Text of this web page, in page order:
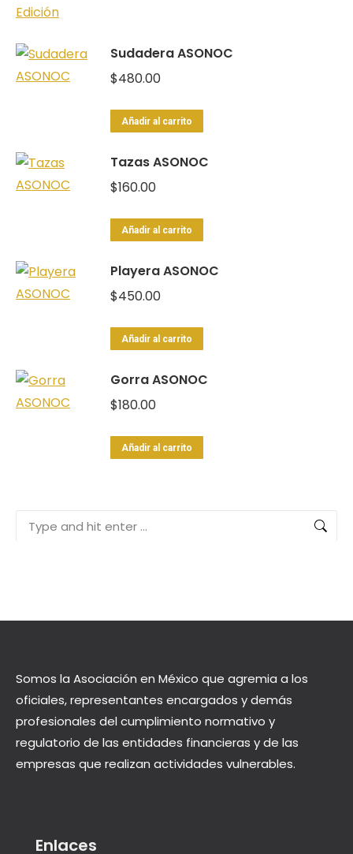
Sudadera ASONOC
$480.00
Añadir al carrito
Tazas ASONOC
$160.00
Añadir al carrito
Playera ASONOC
$450.00
Añadir al carrito
Gorra ASONOC
$180.00
Añadir al carrito
Search:
Somos la Asociación en México que agremia a los
oficiales, representantes encargados y demás
profesionales del cumplimiento normativo y
regulatorio de las entidades financieras y de las
empresas que realizan actividades vulnerables.
Enlaces